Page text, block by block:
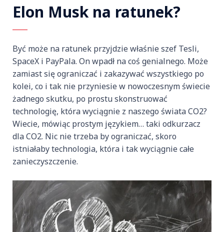
Elon Musk na ratunek?
Być może na ratunek przyjdzie właśnie szef Tesli,
SpaceX i PayPala. On wpadł na coś genialnego. Może
zamiast się ograniczać i zakazywać wszystkiego po
kolei, co i tak nie przyniesie w nowoczesnym świecie
żadnego skutku, po prostu skonstruować
technologię, która wyciągnie z naszego świata CO2?
Wiecie, mówiąc prostym językiem… taki odkurzacz
dla CO2. Nic nie trzeba by ograniczać, skoro
istniałaby technologia, która i tak wyciągnie całe
zanieczyszczenie.